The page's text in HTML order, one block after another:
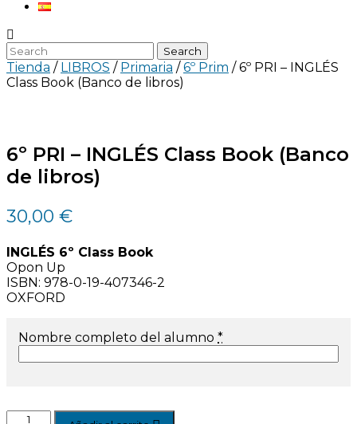
Tienda / LIBROS / Primaria /6º Prim / 6º PRI – INGLÉS
Class Book (Banco de libros)
6º PRI – INGLÉS Class Book (Banco
de libros)
30,00 €
INGLÉS 6º Class Book
Opon Up
ISBN: 978-0-19-407346-2
OXFORD
Nombre completo del alumno *